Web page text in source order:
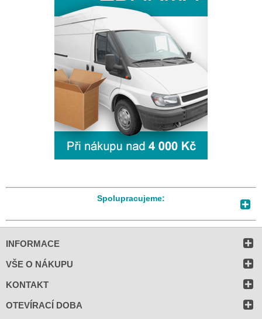
Spolupracujeme:
INFORMACE
VŠE O NÁKUPU
KONTAKT
OTEVÍRACÍ DOBA